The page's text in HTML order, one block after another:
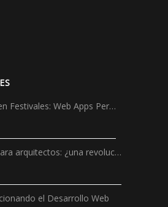
Festivales: Web Apps Per…
arquitectos: ¿una revoluc…
el Desarrollo Web